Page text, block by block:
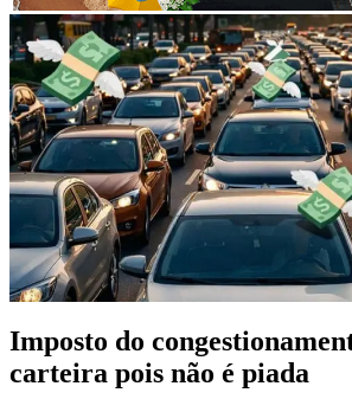
Imposto do
carteira pois não é piada